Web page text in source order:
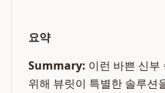
요약
Summary: 이런 바쁜 신부
위해 뷰릿이 특별한 솔루션